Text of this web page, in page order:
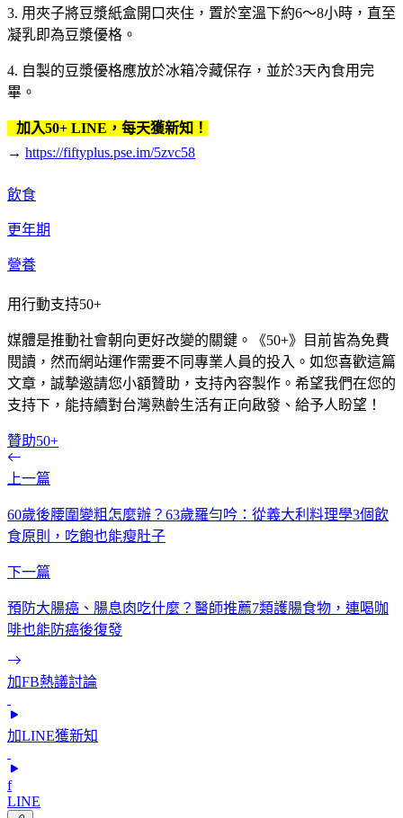
3. 用夾子將豆漿紙盒開口夾住，置於室溫下約6～8小時，直至
凝乳即為豆漿優格。
4. 自製的豆漿優格應放於冰箱冷藏保存，並於3天內食用完
畢。
加入50+ LINE，每天獲新知！
→ https://fiftyplus.pse.im/5zvc58
飲食
更年期
營養
用行動支持50+
媒體是推動社會朝向更好改變的關鍵。《50+》目前皆為免費
閱讀，然而網站運作需要不同專業人員的投入。如您喜歡這篇
文章，誠摯邀請您小額贊助，支持內容製作。希望我們在您的
支持下，能持續對台灣熟齡生活有正向啟發、給予人盼望！
贊助50+
上一篇
60歲後腰圍變粗怎麼辦？63歲羅勻吟：從義大利料理學3個飲
食原則，吃飽也能瘦肚子
下一篇
預防大腸癌、腸息肉吃什麼？醫師推薦7類護腸食物，連喝咖
啡也能防癌後復發
加FB熱議討論
加LINE獲新知
f
LINE